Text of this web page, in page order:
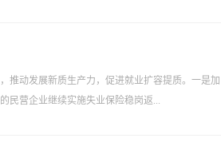
推动发展新质生产力，促进就业扩容提质。一是加
民营企业继续实施失业保险稳岗返...